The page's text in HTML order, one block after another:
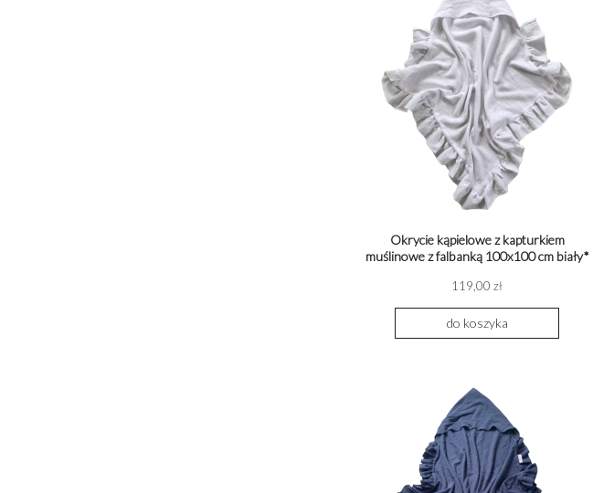
Okrycie kąpielowe z kapturkiem
muślinowe z falbanką 100x100 cm biały*
119,00 zł
do koszyka